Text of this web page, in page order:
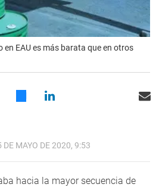
en EAU es más barata que en otros
DE MAYO DE 2020, 9:53
hacia la mayor secuencia de